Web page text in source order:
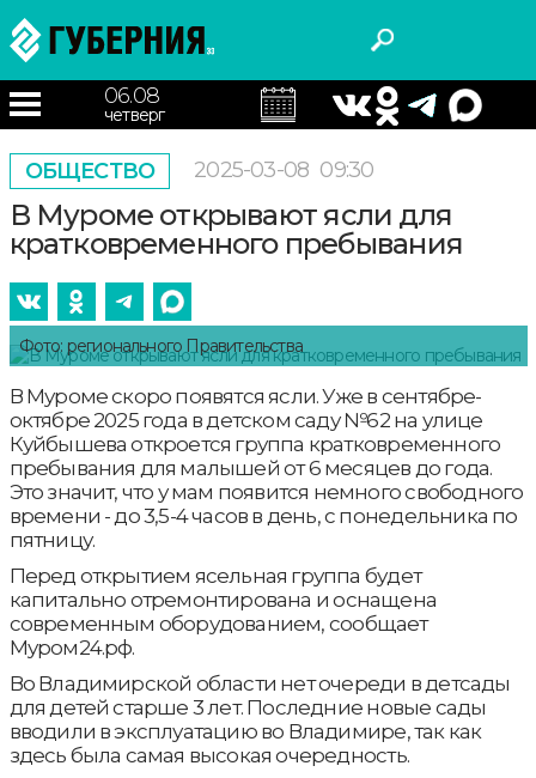
06.08
четверг
ОБЩЕСТВО 2025-03-08 09:30
В Муроме открывают ясли для
кратковременного пребывания
Фото: регионального Правительства
В Муроме скоро появятся ясли. Уже в сентябре-
октябре 2025 года в детском саду №62 на улице
Куйбышева откроется группа кратковременного
пребывания для малышей от 6 месяцев до года.
Это значит, что у мам появится немного свободного
времени - до 3,5-4 часов в день, с понедельника по
пятницу.
Перед открытием ясельная группа будет
капитально отремонтирована и оснащена
современным оборудованием, сообщает
Муром24.рф.
Во Владимирской области нет очереди в детсады
для детей старше 3 лет. Последние новые сады
вводили в эксплуатацию во Владимире, так как
здесь была самая высокая очередность.